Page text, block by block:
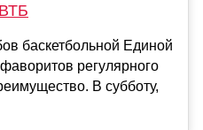
баскетбольной Единой
регулярного
В субботу,